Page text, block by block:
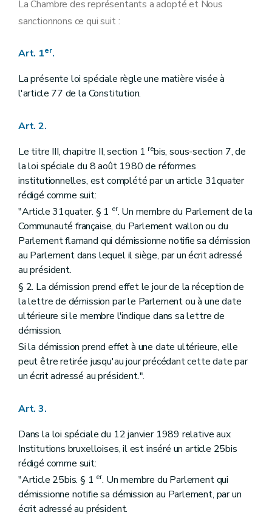
La Chambre des représentants a adopté et Nous
sanctionnons ce qui suit :
Art. 1er.
La présente loi spéciale règle une matière visée à
l'article 77 de la Constitution.
Art. 2.
Le titre III, chapitre II, section 1 rebis, sous-section 7, de
la loi spéciale du 8 août 1980 de réformes
institutionnelles, est complété par un article 31quater
rédigé comme suit:
"Article 31quater. § 1 er. Un membre du Parlement de la
Communauté française, du Parlement wallon ou du
Parlement flamand qui démissionne notifie sa démission
au Parlement dans lequel il siège, par un écrit adressé
au président.
§ 2. La démission prend effet le jour de la réception de
la lettre de démission par le Parlement ou à une date
ultérieure si le membre l'indique dans sa lettre de
démission.
Si la démission prend effet à une date ultérieure, elle
peut être retirée jusqu'au jour précédant cette date par
un écrit adressé au président.".
Art. 3.
Dans la loi spéciale du 12 janvier 1989 relative aux
Institutions bruxelloises, il est inséré un article 25bis
rédigé comme suit:
"Article 25bis. § 1 er. Un membre du Parlement qui
démissionne notifie sa démission au Parlement, par un
écrit adressé au président.